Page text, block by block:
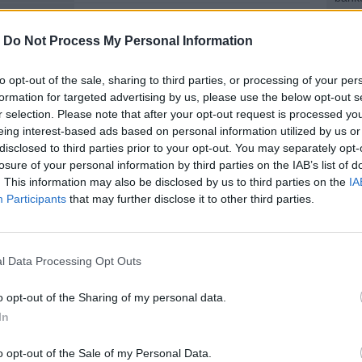
Do Not Process My Personal Information
opt-out of the sale, sharing to third parties, or processing of your
for targeted advertising by us, please use the below opt-out
selection. Please note that after your opt-out request is processed
interest-based ads based on personal information utilized by us
to third parties prior to your opt-out. You may separately
of your personal information by third parties on the IAB’s list of
This information may also be disclosed by us to third parties on the
Participants that may further disclose it to other third parties.
Data Processing Opt Outs
opt-out of the Sharing of my personal data.
opt-out of the Sale of my Personal Data.
4. najlepší na trhu
bez poplatku
cena platí pri objeme platieb nad 400,00 € mesačne. (
získania 100% zľavy za balík je vek 27 a viac rokov a
aspoň 400 €.
U konta získava klient pri splnení podmienky vedenie konta
a vedenie ďalšieho účtu v cudzej mene